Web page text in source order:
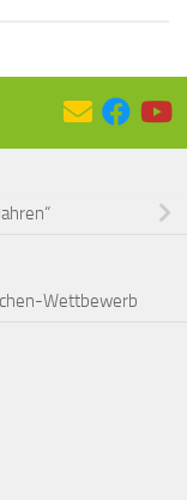
Wettbewerb